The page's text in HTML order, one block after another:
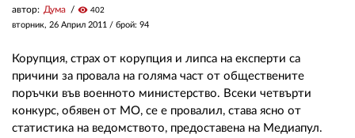
автор: Дума visibility 402
вторник, 26 Април 2011 / брой: 94
Корупция, страх от корупция и липса на експерти са
причини за провала на голяма част от обществените
поръчки във военното министерство. Всеки четвърти
конкурс, обявен от МО, се е провалил, става ясно от
статистика на ведомството, предоставена на Медиапул.